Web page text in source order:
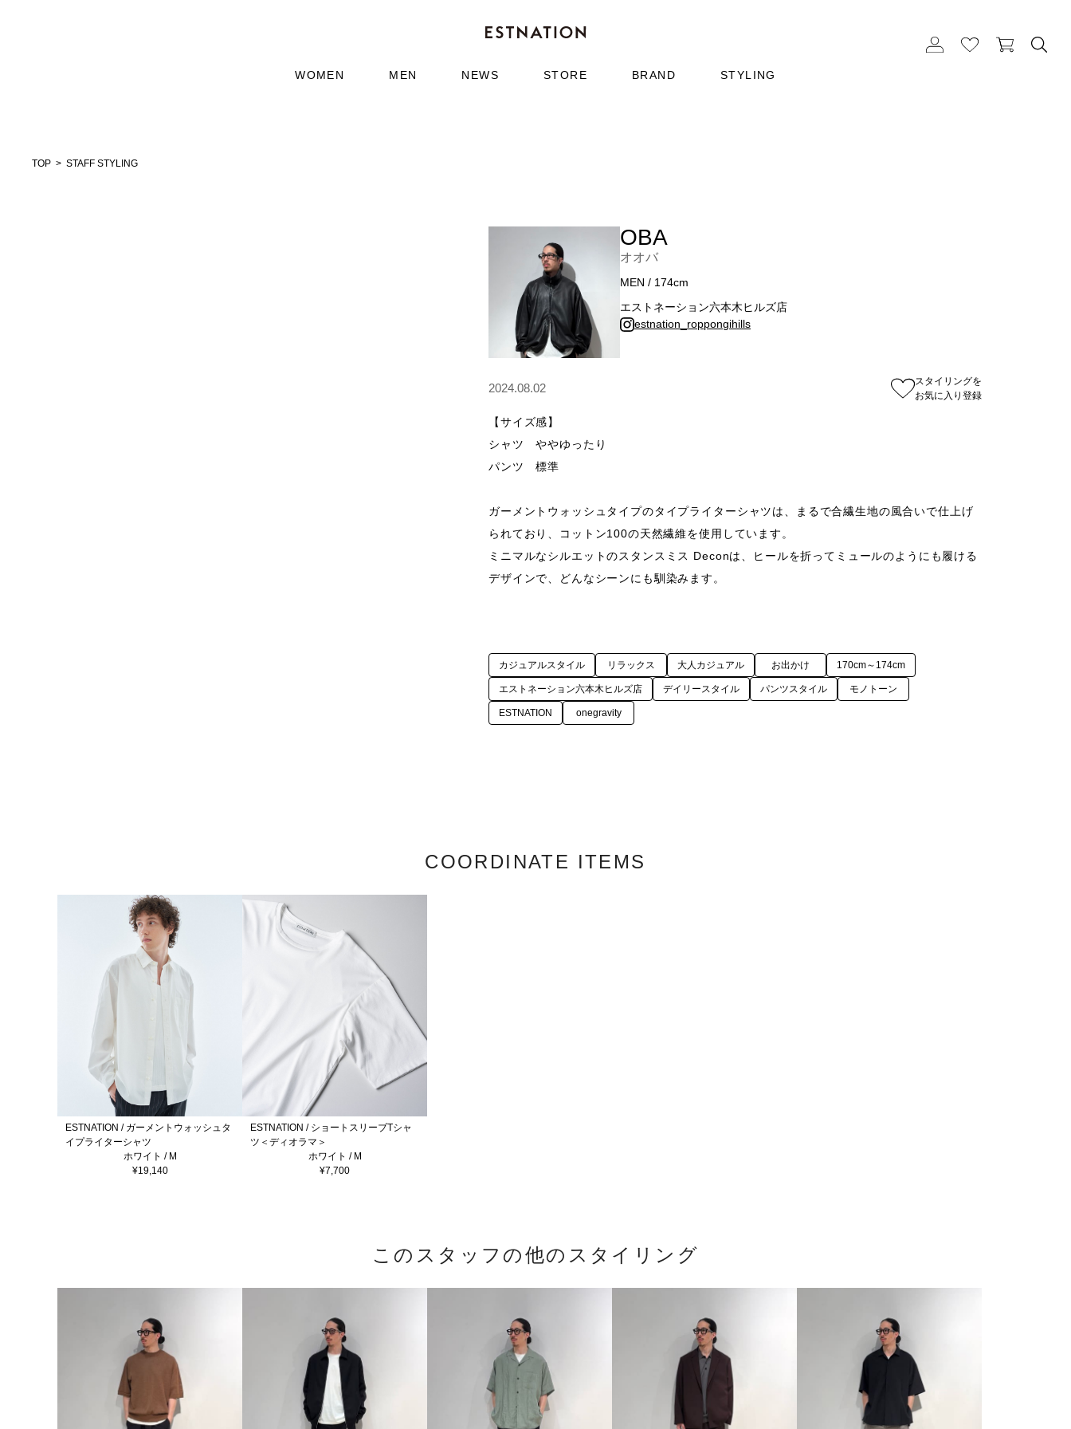
WOMEN MEN NEWS STORE BRAND STYLING
TOP STAFF STYLING
OBA
オオバ
MEN / 174cm
エストネーション六本木ヒルズ店
estnation_roppongihills
スタイリングを
お気に入り登録
2024.08.02
【サイズ感】
シャツ　ややゆったり
パンツ　標準
ガーメントウォッシュタイプのタイプライターシャツは、まるで合繊生地の風合いで仕上げ
られており、コットン100の天然繊維を使用しています。
ミニマルなシルエットのスタンスミス Deconは、ヒールを折ってミュールのようにも履ける
カジュアルスタイル リラックス 大人カジュアル お出かけ 170cm～174cm
エストネーション六本木ヒルズ店 デイリースタイル パンツスタイル モノトーン
ESTNATION onegravity
COORDINATE ITEMS
ESTNATION / ガーメントウォッシュタ
イプライターシャツ
ホワイト / M
¥19,140
ESTNATION / ショートスリーブTシャ
ツ＜ディオラマ＞
ホワイト / M
¥7,700
このスタッフの他のスタイリング